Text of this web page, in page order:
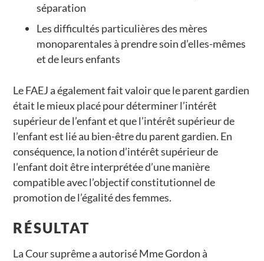
séparation
Les difficultés particulières des mères
monoparentales à prendre soin d’elles-mêmes
et de leurs enfants
Le FAEJ a également fait valoir que le parent gardien
était le mieux placé pour déterminer l’intérêt
supérieur de l’enfant et que l’intérêt supérieur de
l’enfant est lié au bien-être du parent gardien. En
conséquence, la notion d’intérêt supérieur de
l’enfant doit être interprétée d’une manière
compatible avec l’objectif constitutionnel de
promotion de l’égalité des femmes.
RÉSULTAT
La Cour suprême a autorisé Mme Gordon à